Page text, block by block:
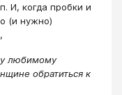
И, когда пробки и
(и нужно)
любимому
обратиться к